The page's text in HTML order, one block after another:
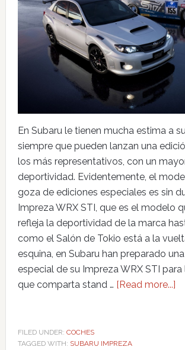
En Subaru le tienen mucha estima a
siempre que pueden lanzan una
los más representativos, con un
deportividad. Evidentemente, el
goza de ediciones especiales es sin
Impreza WRX STI, que es el modelo
refleja la deportividad de la marca
como el Salón de Tokio está a la
esquina, en Subaru han preparado
especial de su Impreza WRX STI para
que comparta stand … [Read more...]
FILED UNDER: COCHES
TAGGED WITH: SUBARU IMPREZA